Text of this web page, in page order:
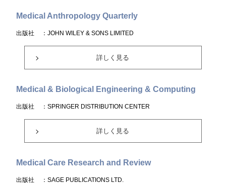
Medical Anthropology Quarterly
出版社 ：JOHN WILEY & SONS LIMITED
詳しく見る
Medical & Biological Engineering & Computing
出版社 ：SPRINGER DISTRIBUTION CENTER
詳しく見る
Medical Care Research and Review
出版社 ：SAGE PUBLICATIONS LTD.